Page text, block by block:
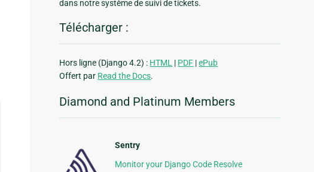
dans notre système de suivi de tickets.
Télécharger :
Hors ligne (Django 4.2) : HTML | PDF |ePub
Offert par Read the Docs.
Diamond and Platinum Members
Sentry
Monitor your Django Code Resolve